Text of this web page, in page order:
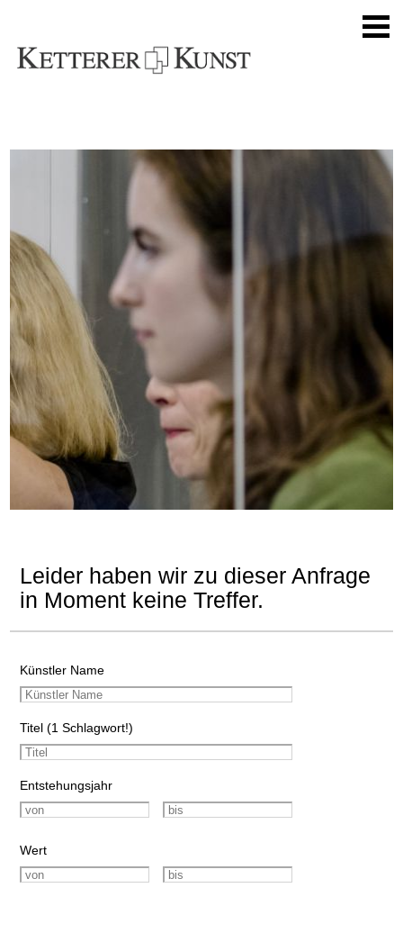
Leider haben wir zu dieser Anfrage
in Moment keine Treffer.
Künstler Name
Titel (1 Schlagwort!)
Entstehungsjahr
Wert